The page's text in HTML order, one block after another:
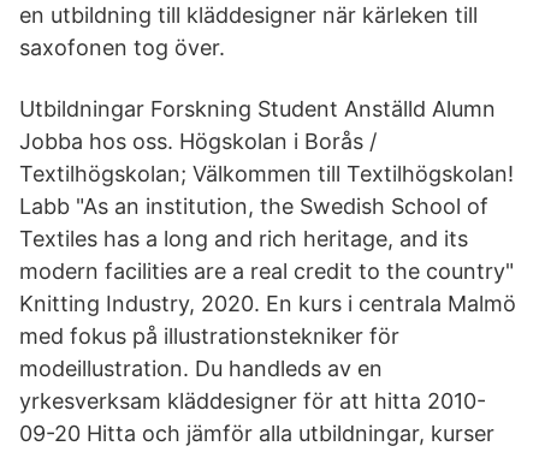
en utbildning till kläddesigner när kärleken till
saxofonen tog över.
Utbildningar Forskning Student Anställd Alumn
Jobba hos oss. Högskolan i Borås /
Textilhögskolan; Välkommen till Textilhögskolan!
Labb "As an institution, the Swedish School of
Textiles has a long and rich heritage, and its
modern facilities are a real credit to the country"
Knitting Industry, 2020. En kurs i centrala Malmö
med fokus på illustrationstekniker för
modeillustration. Du handleds av en
yrkesverksam kläddesigner för att hitta 2010-
09-20 Hitta och jämför alla utbildningar, kurser